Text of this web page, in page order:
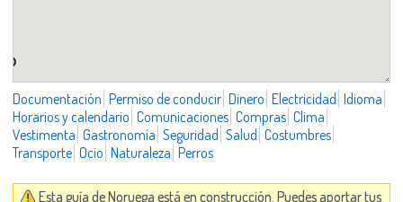
Documentación Permiso de conducir Dinero Electricidad Idioma
Horarios y calendario Comunicaciones Compras Clima
Vestimenta Gastronomía Seguridad Salud Costumbres
Transporte Ocio Naturaleza Perros
Esta guía de Noruega está en construcción. Puedes aportar tus